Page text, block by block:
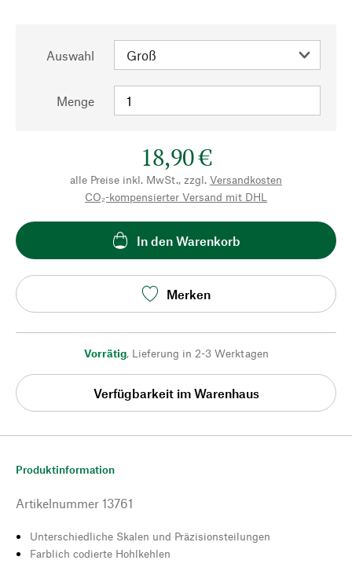
Auswahl
Menge
18,90 €
alle Preise inkl. MwSt., zzgl. Versandkosten
CO₂-kompensierter Versand mit DHL
In den Warenkorb
Merken
Vorrätig, Lieferung in 2-3 Werktagen
Verfügbarkeit im Warenhaus
Produktinformation
Artikelnummer 13761
Unterschiedliche Skalen und Präzisionsteilungen
Farblich codierte Hohlkehlen